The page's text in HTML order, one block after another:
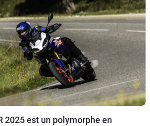
2025 est un polymorphe en